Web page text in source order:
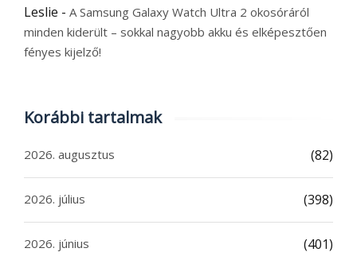
Leslie - A Samsung Galaxy Watch Ultra 2 okosóráról
minden kiderült – sokkal nagyobb akku és elképesztően
fényes kijelző!
Korábbi tartalmak
2026. augusztus (82)
2026. július (398)
2026. június (401)